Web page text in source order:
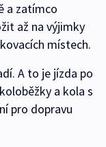
a zatímco
až na výjimky
místech.
A to je jízda po
a kola s
pro dopravu